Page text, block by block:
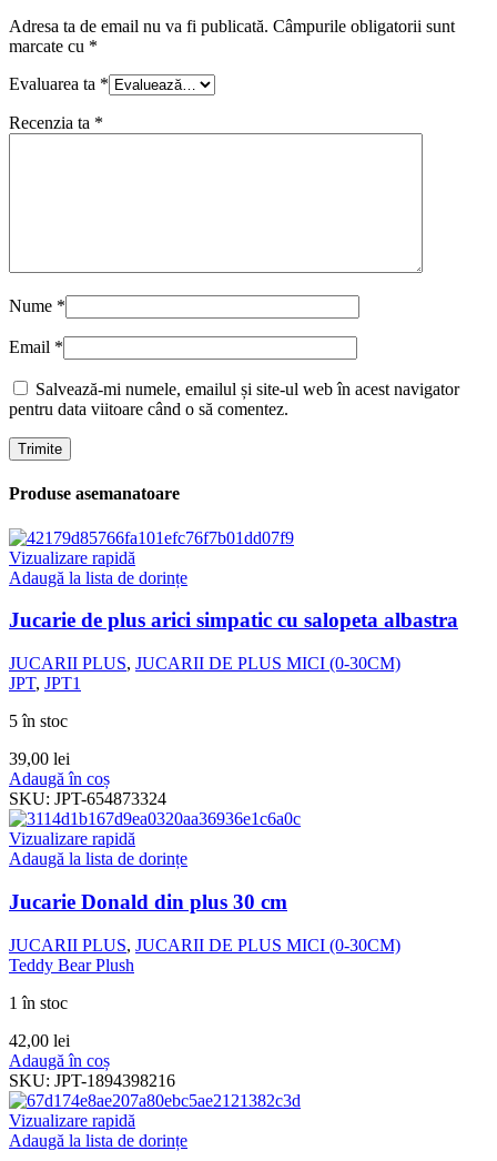
Adresa ta de email nu va fi publicată. Câmpurile obligatorii sunt
marcate cu *
Evaluarea ta *
Recenzia ta *
Nume *
Email *
Salvează-mi numele, emailul și site-ul web în acest navigator
pentru data viitoare când o să comentez.
Produse asemanatoare
Vizualizare rapidă
Adaugă la lista de dorințe
Jucarie de plus arici simpatic cu salopeta albastra
JUCARII PLUS, JUCARII DE PLUS MICI (0-30CM)
JPT, JPT1
5 în stoc
39,00 lei
Adaugă în coș
SKU: JPT-654873324
Vizualizare rapidă
Adaugă la lista de dorințe
Jucarie Donald din plus 30 cm
JUCARII PLUS, JUCARII DE PLUS MICI (0-30CM)
Teddy Bear Plush
1 în stoc
42,00 lei
Adaugă în coș
SKU: JPT-1894398216
Vizualizare rapidă
Adaugă la lista de dorințe